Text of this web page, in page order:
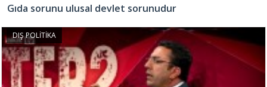
Gıda sorunu ulusal devlet sorunudur
DIŞ POLİTİKA